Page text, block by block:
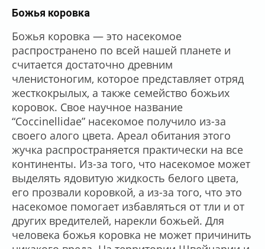
Божья коровка
Божья коровка — это насекомое
распространено по всей нашей планете и
считается достаточно древним
членистоногим, которое представляет отряд
жесткокрылых, а также семейство божьих
коровок. Свое научное название
“Coccinellidae” насекомое получило из-за
своего алого цвета. Ареал обитания этого
жучка распространяется практически на все
континенты. Из-за того, что насекомое может
выделять ядовитую жидкость белого цвета,
его прозвали коровкой, а из-за того, что это
насекомое помогает избавляться от тли и от
других вредителей, нарекли божьей. Для
человека божья коровка не может причинить